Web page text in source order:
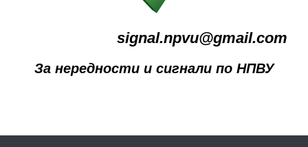
signal.npvu@gmail.com
За нередности и сигнали по НПВУ